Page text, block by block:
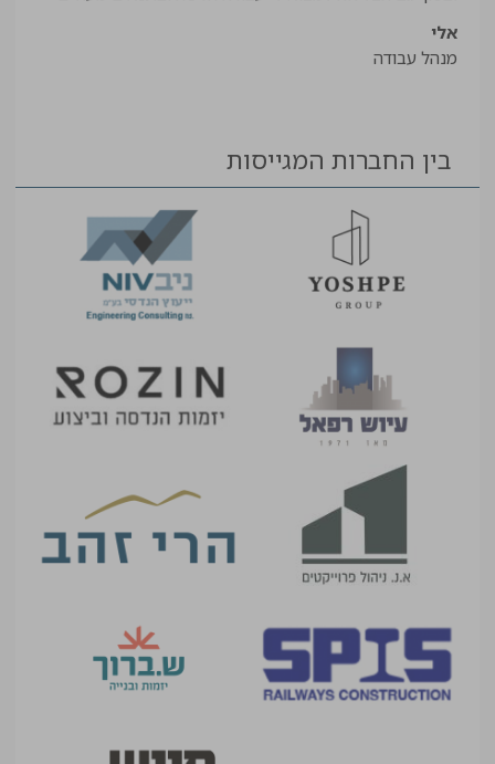
אלי
מנהל עבודה
בין החברות המגייסות